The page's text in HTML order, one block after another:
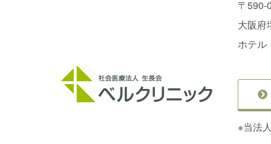
〒590-
大阪府
ホテル
※当法